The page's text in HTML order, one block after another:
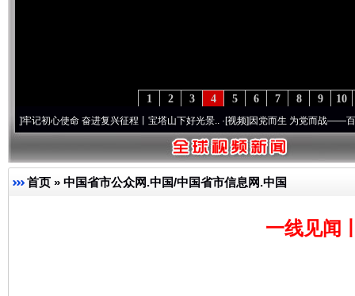
10
9
8
7
6
5
4
3
2
1
使命 奋进复兴征程丨宝塔山下好光景..·[视频]因党而生 为党而战——百年“纪”事⑧
首页 » 中国省市公众网.中国/中国省市信息网.中国
一线见闻